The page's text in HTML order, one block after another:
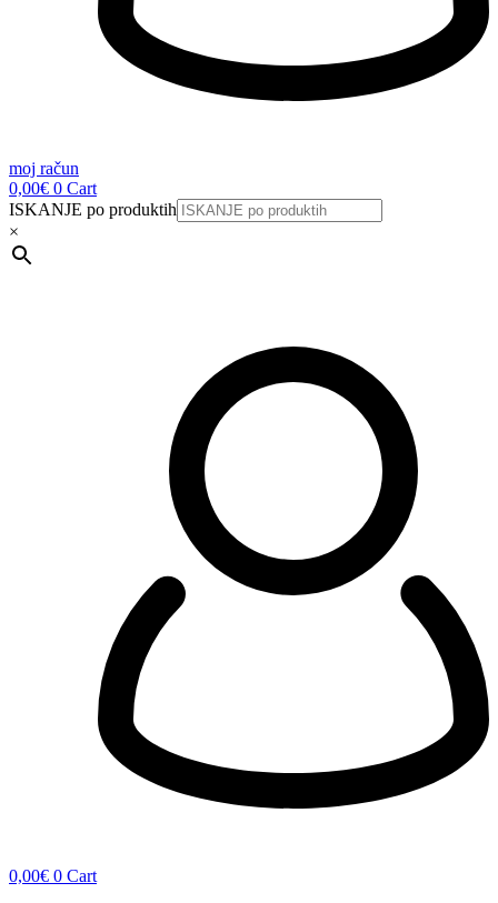
moj račun
0,00€ 0 Cart
ISKANJE po produktih
×
0,00€ 0 Cart